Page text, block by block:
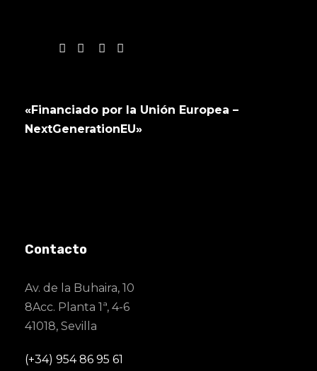
«Financiado por la Unión Europea –
NextGenerationEU»
Contacto
Av. de la Buhaira, 10
8Acc. Planta 1ª, 4-6
41018, Sevilla
(+34) 954 86 95 61